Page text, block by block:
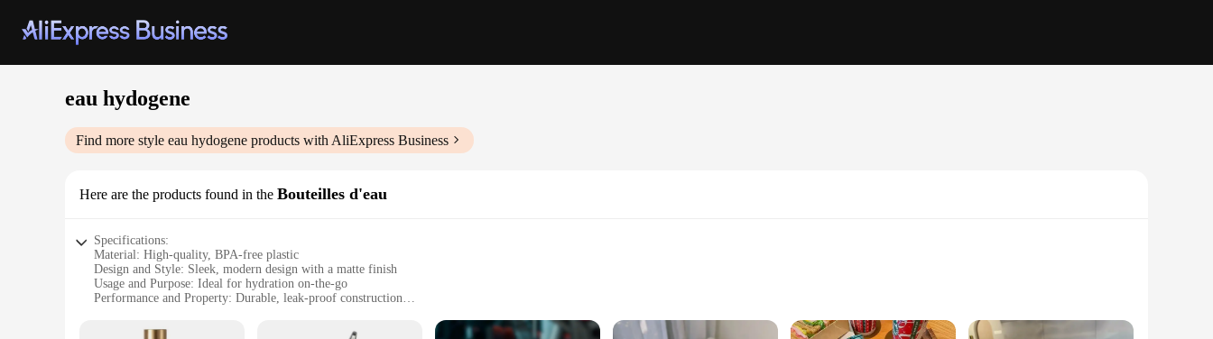
eau hydogene
Find more style eau hydogene products with AliExpress Business
Here are the products found in the Bouteilles d'eau
Specifications:
Material: High-quality, BPA-free plastic
Design and Style: Sleek, modern design with a matte finish
Usage and Purpose: Ideal for hydration on-the-go
Performance and Property: Durable, leak-proof construction
Capacity: 500ml eau hydogene bottles